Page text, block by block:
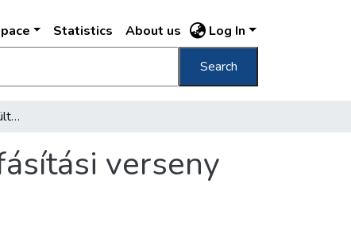
Statistics About us Log In
Search
Március 8-án 8500 fa elültetésével indul a fásítási verseny
verseny